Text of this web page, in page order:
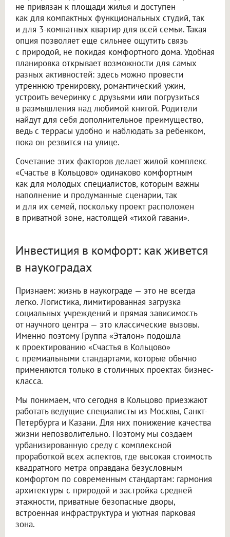
не привязан к площади жилья и доступен
как для компактных функциональных студий, так
и для 3-комнатных квартир для всей семьи. Такая
опция позволяет еще сильнее ощутить связь
с природой, не покидая комфортного дома. Удобная
планировка открывает возможности для самых
разных активностей: здесь можно провести
утреннюю тренировку, романтический ужин,
устроить вечеринку с друзьями или погрузиться
в размышления над любимой книгой. Родители
найдут для себя дополнительное преимущество,
ведь с террасы удобно и наблюдать за ребенком,
пока он резвится на улице.
Сочетание этих факторов делает жилой комплекс
«Счастье в Кольцово» одинаково комфортным
как для молодых специалистов, которым важны
наполнение и продуманные сценарии, так
и для их семей, поскольку проект расположен
в приватной зоне, настоящей «тихой гавани».
Инвестиция в комфорт: как живется
в наукоградах
Признаем: жизнь в наукограде — это не всегда
легко. Логистика, лимитированная загрузка
социальных учреждений и прямая зависимость
от научного центра — это классические вызовы.
Именно поэтому Группа «Эталон» подошла
к проектированию «Счастья в Кольцово»
с премиальными стандартами, которые обычно
применяются только в столичных проектах бизнес-
класса.
Мы понимаем, что сегодня в Кольцово приезжают
работать ведущие специалисты из Москвы, Санкт-
Петербурга и Казани. Для них понижение качества
жизни непозволительно. Поэтому мы создаем
урбанизированную среду с комплексной
проработкой всех аспектов, где высокая стоимость
квадратного метра оправдана безусловным
комфортом по современным стандартам: гармония
архитектуры с природой и застройка средней
этажности, приватные безопасные дворы,
встроенная инфраструктура и уютная парковая
зона.